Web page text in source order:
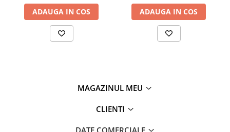
Tablă aluminiu striată
Tablă neagră
Tablă laminată la rece (LBR)
ADAUGA IN COS ADAUGA IN COS
MAGAZINUL MEU
CLIENTI
DATE COMERCIALE